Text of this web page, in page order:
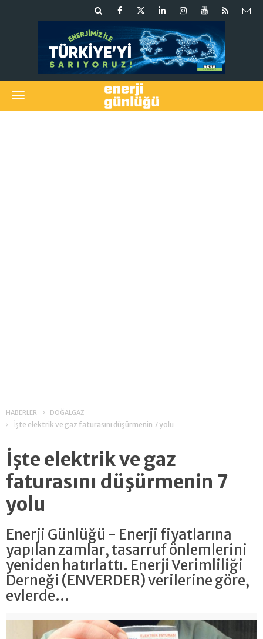
HABERLER DOĞALGAZ
İşte elektrik ve gaz faturasını düşürmenin 7 yolu
İşte elektrik ve gaz
faturasını düşürmenin 7
yolu
Enerji Günlüğü - Enerji fiyatlarına
yapılan zamlar, tasarruf önlemlerini
yeniden hatırlattı. Enerji Verimliliği
Derneği (ENVERDER) verilerine göre,
evlerde...